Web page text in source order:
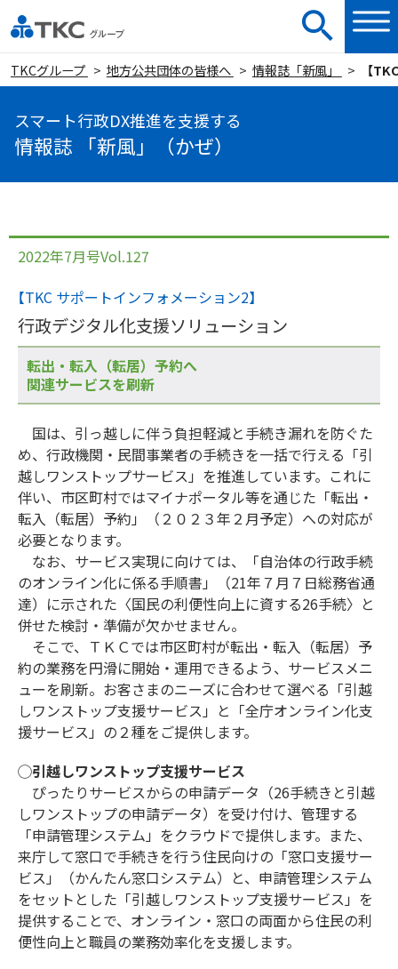
TKCグループ 地方公共団体の皆様へ 情報誌「新風」 【
スマート行政DX推進を支援する
情報誌 「新風」（かぜ）
2022年7月号Vol.127
【TKC サポートインフォメーション2】
行政デジタル化支援ソリューション
転出・転入（転居）予約へ
関連サービスを刷新
国は、引っ越しに伴う負担軽減と手続き漏れを防ぐた
め、行政機関・民間事業者の手続きを一括で行える「引
越しワンストップサービス」を推進しています。これに
伴い、市区町村ではマイナポータル等を通じた「転出・
転入（転居）予約」（２０２３年２月予定）への対応が
必要となります。
なお、サービス実現に向けては、「自治体の行政手続
のオンライン化に係る手順書」（21年７月７日総務省通
達）に示された〈国民の利便性向上に資する26手続〉と
併せた検討・準備が欠かせません。
そこで、ＴＫＣでは市区町村が転出・転入（転居）予
約の業務を円滑に開始・運用できるよう、サービスメニ
ューを刷新。お客さまのニーズに合わせて選べる「引越
しワンストップ支援サービス」と「全庁オンライン化支
援サービス」の２種をご提供します。
◯引越しワンストップ支援サービス
ぴったりサービスからの申請データ（26手続きと引越
しワンストップの申請データ）を受け付け、管理する
「申請管理システム」をクラウドで提供します。また、
来庁して窓口で手続きを行う住民向けの「窓口支援サー
ビス」（かんたん窓口システム）と、申請管理システム
をセットとした「引越しワンストップ支援サービス」を
提供することで、オンライン・窓口の両面から住民の利
便性向上と職員の業務効率化を支援します。